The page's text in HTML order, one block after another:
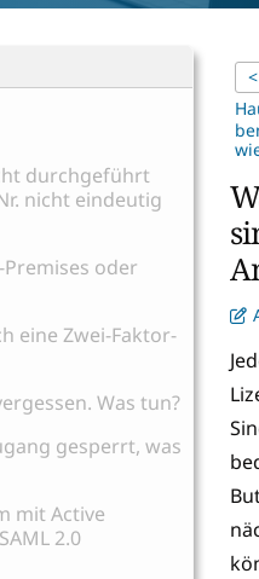
durchgeführt
nicht eindeutig
oder
eine Zwei-Faktor-
Was tun?
gesperrt, was
mit Active
2.0